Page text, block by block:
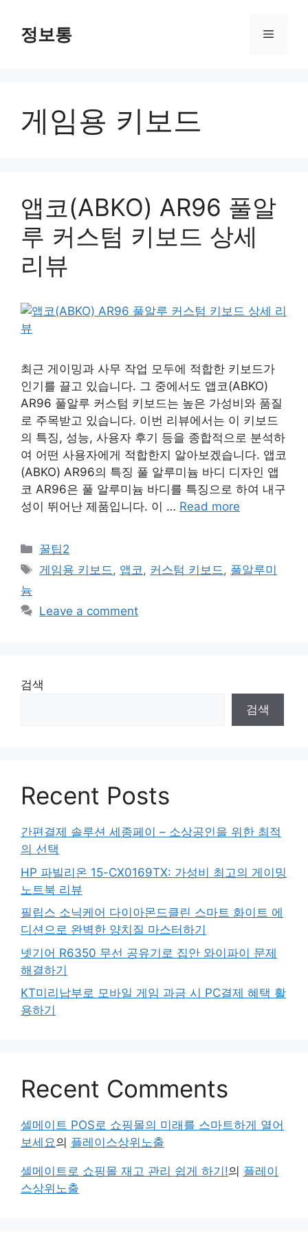
content정보통 Menu
게임용 키보드
앱코(ABKO) AR96 풀알
루 커스텀 키보드 상세
리뷰
최근 게이밍과 사무 작업 모두에 적합한 키보드가
인기를 끌고 있습니다. 그 중에서도 앱코(ABKO)
AR96 풀알루 커스텀 키보드는 높은 가성비와 품질
로 주목받고 있습니다. 이번 리뷰에서는 이 키보드
의 특징, 성능, 사용자 후기 등을 종합적으로 분석하
여 어떤 사용자에게 적합한지 알아보겠습니다. 앱코
(ABKO) AR96의 특징 풀 알루미늄 바디 디자인 앱
코 AR96은 풀 알루미늄 바디를 특징으로 하여 내구
성이 뛰어난 제품입니다. 이 … Read more
Categories
꿀팁2
Tags
게임용 키보드, 앱코, 커스텀 키보드, 풀알루미
늄
Leave a comment
검색
검색
Recent Posts
간편결제 솔루션 세종페이 – 소상공인을 위한 최적
의 선택
HP 파빌리온 15-CX0169TX: 가성비 최고의 게이밍
노트북 리뷰
필립스 소닉케어 다이아몬드클린 스마트 화이트 에
디션으로 완벽한 양치질 마스터하기
넷기어 R6350 무선 공유기로 집안 와이파이 문제
해결하기
KT미리납부로 모바일 게임 과금 시 PC결제 혜택 활
용하기
Recent Comments
셀메이트 POS로 쇼핑몰의 미래를 스마트하게 열어
보세요의 플레이스상위노출
셀메이트로 쇼핑몰 재고 관리 쉽게 하기!의 플레이
스상위노출